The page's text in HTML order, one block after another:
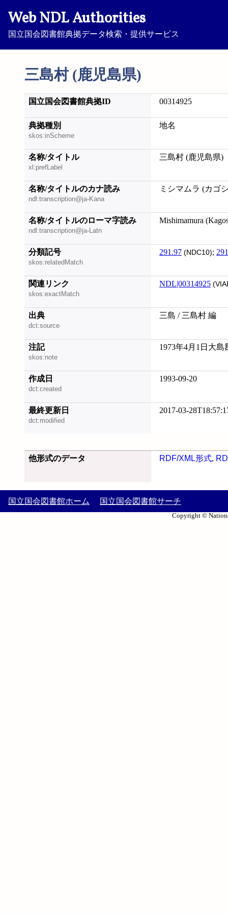
Web NDL Authorities
国立国会図書館典拠データ検索・提供サービス
三島村 (鹿児島県)
国立国会図書館典拠ID 00314925
典拠種別
skos:inScheme
地名
名称/タイトル
xl:prefLabel
三島村 (鹿児島県)
名称/タイトルのカナ読み
ndl:transcription@ja-Kana
ミシマムラ (カゴ
名称/タイトルのローマ字読み
ndl:transcription@ja-Latn
Mishimamura
分類記号
skos:relatedMatch
291.97 (NDC10);
関連リンク
skos:exactMatch
NDL|00314925
出典
dct:source
三島 / 三島村 編
注記
skos:note
1973年4月1日大
作成日
dct:created
1993-09-20
最終更新日
dct:modified
2017-03-
他形式のデータ RDF/XML形式,
国立国会図書館ホーム 国立国会図書館サーチ
Copyright ©